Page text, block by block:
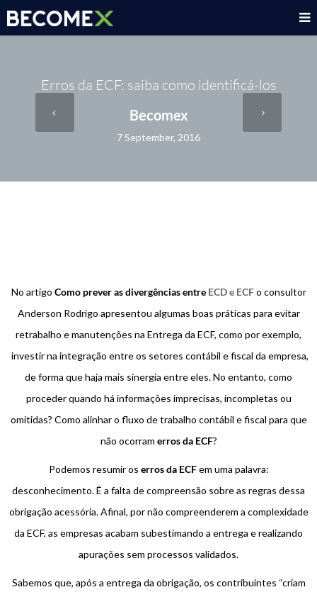
Erros da ECF: saiba como identificá-los
Becomex
7 September, 2016
No artigo Como prever as divergências entre ECD e ECFo consultor
Anderson Rodrigo apresentou algumas boas práticas para evitar
retrabalho e manutenções na Entrega da ECF, como por exemplo,
investir na integração entre os setores contábil e fiscal da empresa,
de forma que haja mais sinergia entre eles. No entanto, como
proceder quando há informações imprecisas, incompletas ou
omitidas? Como alinhar o fluxo de trabalho contábil e fiscal para que
não ocorram erros da ECF?
Podemos resumir os erros da ECFem uma palavra:
desconhecimento. É a falta de compreensão sobre as regras dessa
obrigação acessória. Afinal, por não compreenderem a complexidade
da ECF, as empresas acabam subestimando a entrega e realizando
apurações sem processos validados.
Sabemos que, após a entrega da obrigação, os contribuintes “criam